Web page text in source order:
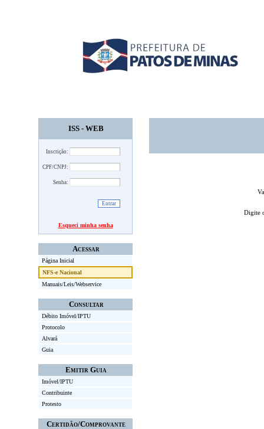
ISS - WEB
Inscrição:
CPF/CNPJ:
Senha:
Esqueci minha senha
Acessar
Página Inicial
NFS-e Nacional
Manuais/Leis/Webservice
Consultar
Débito Imóvel/IPTU
Protocolo
Alvará
Guia
Emitir Guia
Imóvel/IPTU
Contribuinte
Protesto
Certidão/Comprovante
Digite